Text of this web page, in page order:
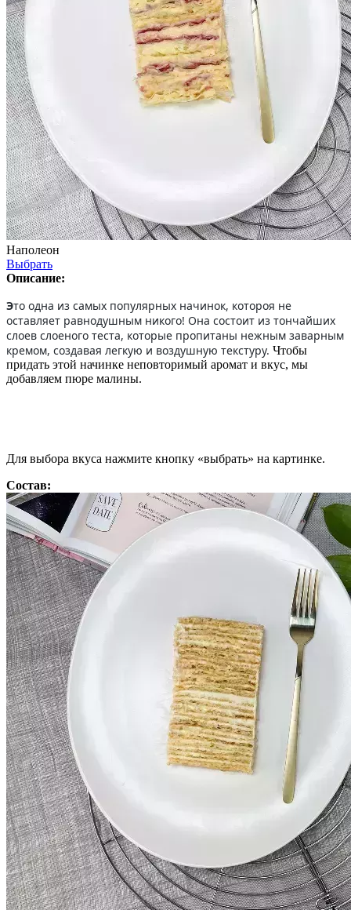
Наполеон
Выбрать
Описание:
Это одна из самых популярных начинок, котороя не
оставляет равнодушным никого! Она состоит из тончайших
слоев слоеного теста, которые пропитаны нежным заварным
кремом, создавая легкую и воздушную текстуру. Чтобы
придать этой начинке неповторимый аромат и вкус, мы
добавляем пюре малины.
Для выбора вкуса нажмите кнопку «выбрать» на картинке.
Состав: